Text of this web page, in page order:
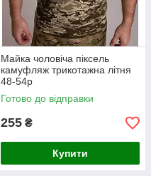
Майка чоловіча піксель
камуфляж трикотажна літня
48-54р
Готово до відправки
255 ₴
Купити